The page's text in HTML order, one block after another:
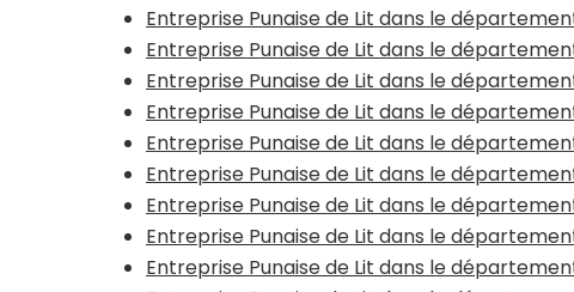
Entreprise Punaise de Lit dans le
Entreprise Punaise de Lit dans le
Entreprise Punaise de Lit dans le
Entreprise Punaise de Lit dans le
Entreprise Punaise de Lit dans le
Entreprise Punaise de Lit dans le
Entreprise Punaise de Lit dans le
Entreprise Punaise de Lit dans le
Entreprise Punaise de Lit dans le